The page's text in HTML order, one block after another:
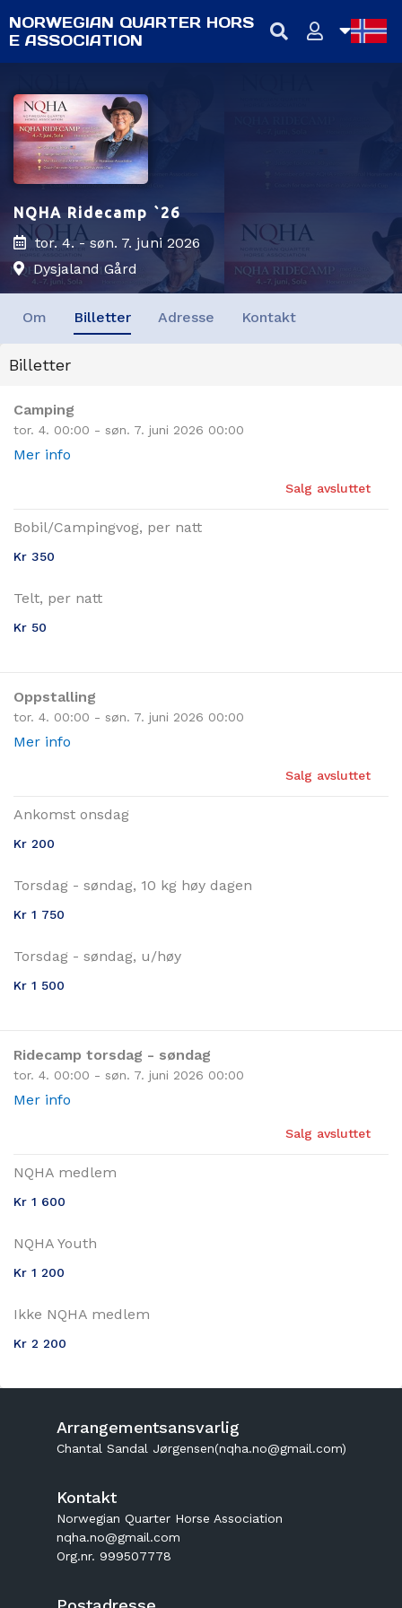
NORWEGIAN QUARTER HORS
E ASSOCIATION
NQHA Ridecamp `26
tor. 4. - søn. 7. juni 2026
Dysjaland Gård
Om Billetter Adresse Kontakt
Billetter
Camping
tor. 4. 00:00 - søn. 7. juni 2026 00:00
Mer info
Salg avsluttet
Bobil/Campingvog, per natt
Kr 350
Telt, per natt
Kr 50
Oppstalling
tor. 4. 00:00 - søn. 7. juni 2026 00:00
Mer info
Salg avsluttet
Ankomst onsdag
Kr 200
Torsdag - søndag, 10 kg høy dagen
Kr 1 750
Torsdag - søndag, u/høy
Kr 1 500
Ridecamp torsdag - søndag
tor. 4. 00:00 - søn. 7. juni 2026 00:00
Mer info
Salg avsluttet
NQHA medlem
Kr 1 600
NQHA Youth
Kr 1 200
Ikke NQHA medlem
Kr 2 200
Arrangementsansvarlig
Chantal Sandal Jørgensen(nqha.no@gmail.com)
Kontakt
Norwegian Quarter Horse Association
nqha.no@gmail.com
Org.nr. 999507778